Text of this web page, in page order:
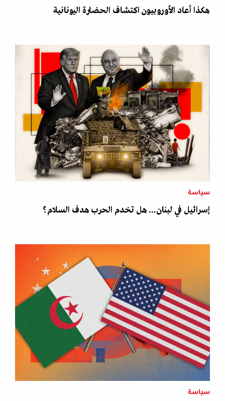
هكذا أعاد الأوروبيون اكتشاف الحضارة اليونانية
سياسة
إسرائيل في لبنان... هل تخدم الحرب هدف السلام؟
سياسة